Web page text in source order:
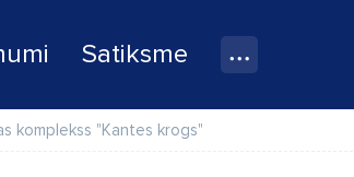
Satiksme
komplekss "Kantes krogs"